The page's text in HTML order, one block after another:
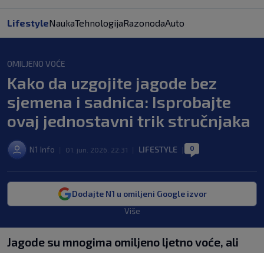
LifestyleNaukaTehnologijaRazonodaAuto
OMILJENO VOĆE
Kako da uzgojite jagode bez
sjemena i sadnica: Isprobajte
ovaj jednostavni trik stručnjaka
N1 Info 01. jun. 2026. 22:31 LIFESTYLE 0
Dodajte N1 u omiljeni Google izvor
Više
Jagode su mnogima omiljeno ljetno voće, ali